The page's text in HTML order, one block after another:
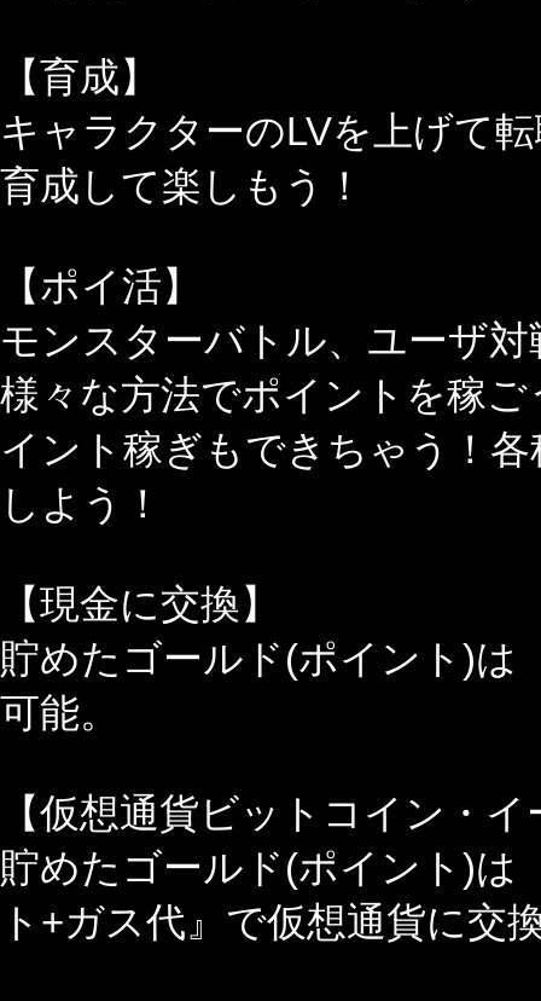
【育成】
キャラクターのLVを上げて
育成して楽しもう！
【ポイ活】
モンスターバトル、ユーザ
様々な方法でポイントを稼
イント稼ぎもできちゃう！
しよう！
【現金に交換】
貯めたゴールド(ポイント)は
可能。
【仮想通貨ビットコイン・
貯めたゴールド(ポイント)は
ト+ガス代』で仮想通貨に交